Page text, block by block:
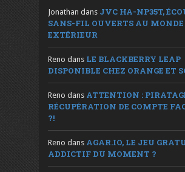
Jonathan dans JVC HA-NP35T,
SANS-FIL OUVERTS AU MONDE
EXTÉRIEUR
Reno dans LE BLACKBERRY LEAP
DISPONIBLE CHEZ ORANGE ET
Reno dans ATTENTION :
RÉCUPÉRATION DE COMPTE
?!
Reno dans AGAR.IO, LE JEU
ADDICTIF DU MOMENT ?